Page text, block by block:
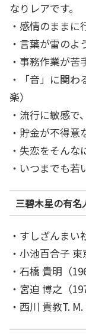
なりレアです。
・感情のままに
・言葉が雷のよ
・事務作業が苦
・「音」に関
楽）
・流行に敏感で
・貯金が不得意
・失恋をそんな
・いつまでも若
三碧木星の有名
・すしざんまい
・小池百合子
・石橋 貴明（
・宮迫 博之（
・西川 貴教T.